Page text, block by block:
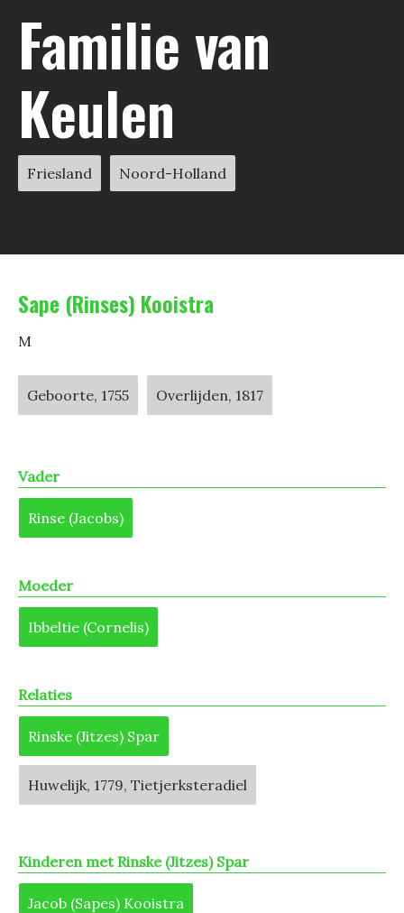
Familie van
Keulen
Friesland Noord-Holland
Sape (Rinses) Kooistra
M
Geboorte, 1755 Overlijden, 1817
Vader
Rinse (Jacobs)
Moeder
Ibbeltie (Cornelis)
Relaties
Rinske (Jitzes) Spar
Huwelijk, 1779, Tietjerksteradiel
Kinderen met Rinske (Jitzes) Spar
Jacob (Sapes) Kooistra